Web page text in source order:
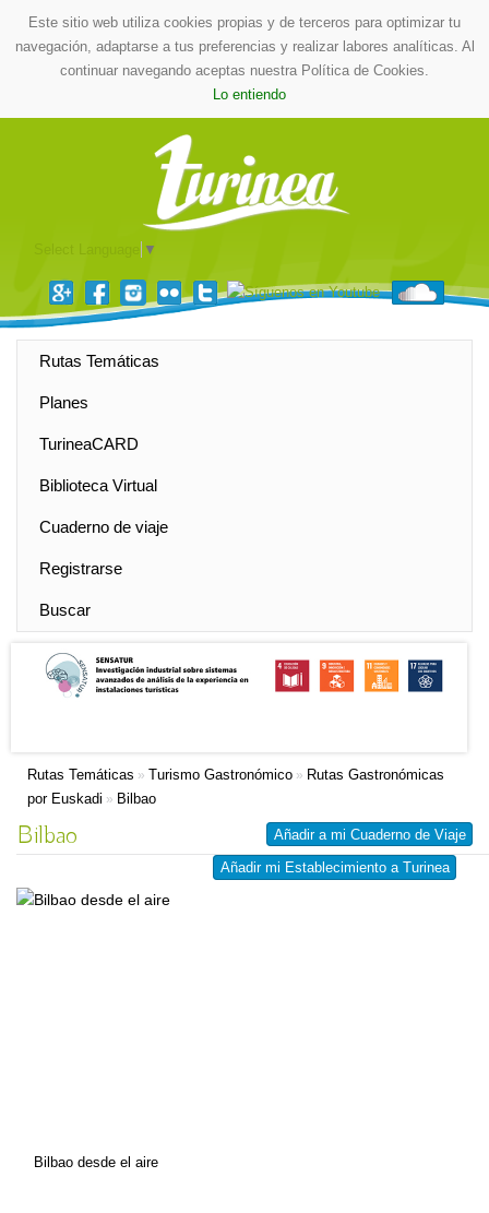
Este sitio web utiliza cookies propias y de terceros para optimizar tu
navegación, adaptarse a tus preferencias y realizar labores analíticas. Al
continuar navegando aceptas nuestra Política de Cookies.
Lo entiendo
▼
Rutas Temáticas
Planes
TurineaCARD
Biblioteca Virtual
Cuaderno de viaje
Registrarse
Buscar
Rutas Temáticas » Turismo Gastronómico » Rutas Gastronómicas
por Euskadi » Bilbao
Añadir a mi Cuaderno de Viaje
Añadir mi Establecimiento a Turinea
Bilbao
Bilbao desde el aire